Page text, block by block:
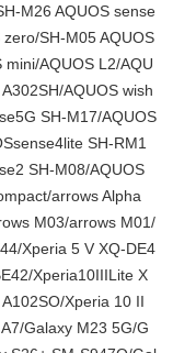
M26 AQUOS sense
SH-M05 AQUOS
mini/AQUOS L2/AQU
AQUOS wish
SH-M17/AQUOS
SH-RM1
SH-M08/AQUOS
arrows Alpha
M03/arrows M01/
Xperia 5 V XQ-DE4
Xperia10IIILite X
Xperia 10 II
Galaxy M23 5G/G